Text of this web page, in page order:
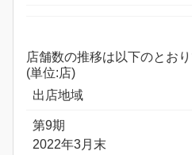
店舗数の推移は以下のとおり
(単位:店)
出店地域
第9期
2022年3月末